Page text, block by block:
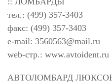
тел.: (499) 357-3403
факс: (499) 357-3403
e-mail: 3560563@mail.ru
web-стр.: www.avtoident.ru
АВТОЛОМБАРД ЛЮКСОР;